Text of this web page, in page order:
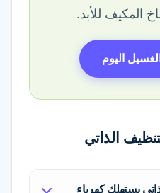
المكيف للأبد.
اليوم
الذاتي
يستهلك كهرباء